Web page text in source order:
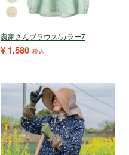
農家さんブラウス/カラー7
¥ 1,580 税込